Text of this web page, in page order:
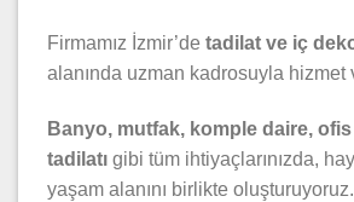
Firmamız İzmir’de tadilat ve iç
alanında uzman kadrosuyla hizmet
Banyo, mutfak, komple daire,
tadilatı gibi tüm ihtiyaçlarınızda,
yaşam alanını birlikte oluşturuyoruz.